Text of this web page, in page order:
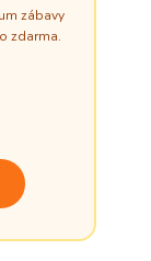
zábavy
zdarma.